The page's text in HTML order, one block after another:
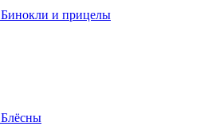
Бинокли и прицелы
Блёсны